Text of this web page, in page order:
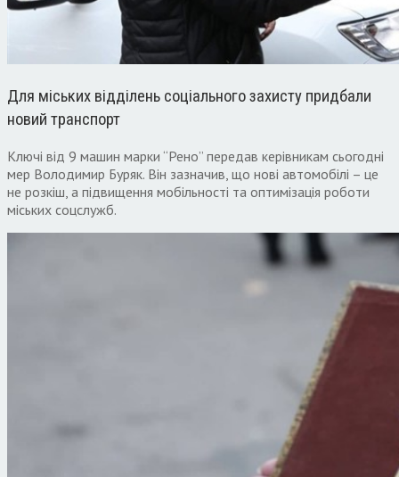
Для міських відділень соціального захисту придбали
новий транспорт
Ключі від 9 машин марки “Рено” передав керівникам сьогодні
мер Володимир Буряк. Він зазначив, що нові автомобілі – це
не розкіш, а підвищення мобільності та оптимізація роботи
міських соцслужб.